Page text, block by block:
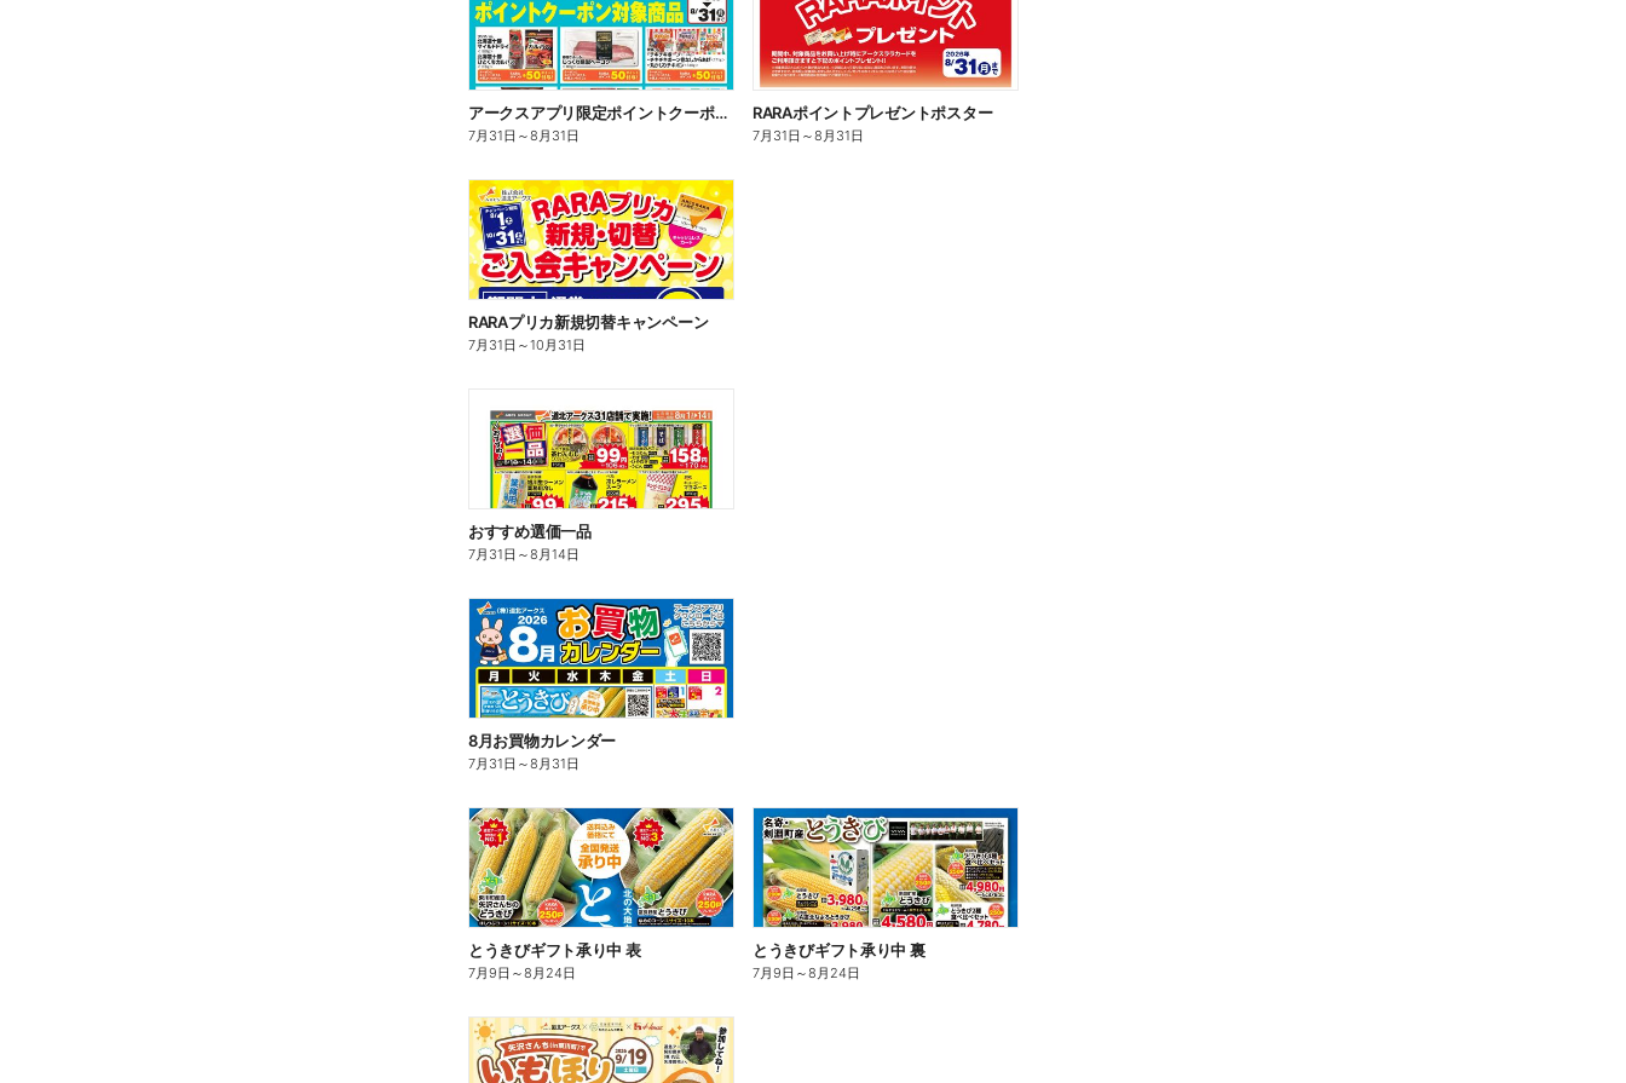
アークスアプリ限定ポイントクーポン対象商品
7月31日 ～8月31日
RARAポイントプレゼントポスター
7月31日 ～8月31日
RARAプリカ新規切替キャンペーン
7月31日 ～10月31日
おすすめ選価一品
7月31日 ～8月14日
8月お買物カレンダー
7月31日 ～8月31日
とうきびギフト承り中 表
7月9日 ～8月24日
とうきびギフト承り中 裏
7月9日 ～8月24日